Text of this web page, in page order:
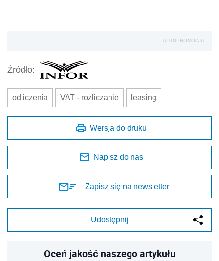
AUTOPROMOCJA
Źródło:
odliczenia VAT - rozliczanie leasing
Wersja do druku
Napisz do nas
Zapisz się na newsletter
Udostępnij
Oceń jakość naszego artykułu